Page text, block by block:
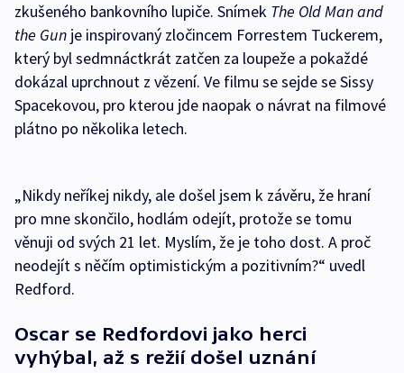
zkušeného bankovního lupiče. Snímek The Old Man and
the Gun je inspirovaný zločincem Forrestem Tuckerem,
který byl sedmnáctkrát zatčen za loupeže a pokaždé
dokázal uprchnout z vězení. Ve filmu se sejde se Sissy
Spacekovou, pro kterou jde naopak o návrat na filmové
plátno po několika letech.
„Nikdy neříkej nikdy, ale došel jsem k závěru, že hraní
pro mne skončilo, hodlám odejít, protože se tomu
věnuji od svých 21 let. Myslím, že je toho dost. A proč
neodejít s něčím optimistickým a pozitivním?“ uvedl
Redford.
Oscar se Redfordovi jako herci
vyhýbal, až s režií došel uznání